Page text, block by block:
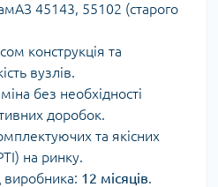
45143, 55102 (старого
конструкція та
вузлів.
без необхідності
доробок.
та якісних
на ринку.
виробника: 12 місяців.